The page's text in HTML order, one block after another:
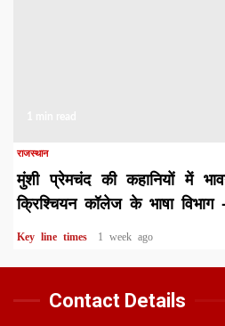
राजस्थान
मुंशी प्रेमचंद की कहानियों में
क्रिश्चियन कॉलेज के भाषा विभाग
Key line times 1 week ago
Contact Details